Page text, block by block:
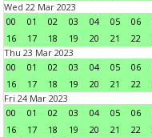
Wed 22 Mar 2023
00
01 02 03 04 05 06
16
17 18 19 20 21 22
Thu 23 Mar 2023
00
01 02 03 04 05 06
16
17 18 19 20 21 22
Fri 24 Mar 2023
00
01 02 03 04 05 06
16
17 18 19 20 21 22